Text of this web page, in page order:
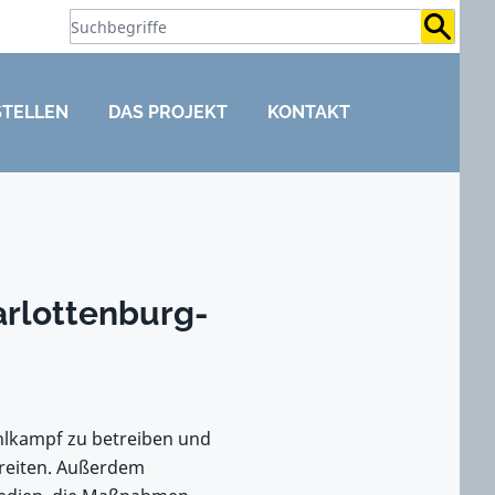
DAS PROJEKT KONTAKT
zu betreiben und
Außerdem